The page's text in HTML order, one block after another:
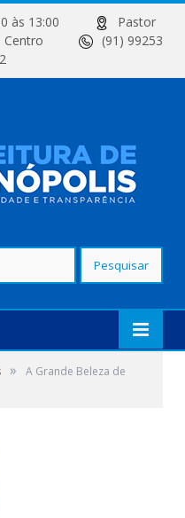
às 13:00
Pastor
– Centro
(91) 99253
»
A Grande Beleza de